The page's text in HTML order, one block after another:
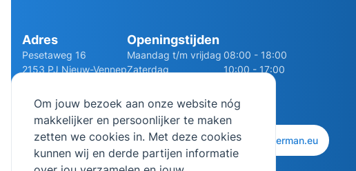
Om jouw bezoek aan onze website nóg
makkelijker en persoonlijker te maken
zetten we cookies in. Met deze cookies
kunnen wij en derde partijen informatie
Adres
Pesetaweg 16
2153 PJ Nieuw-Vennep
Openingstijden
Maandag t/m vrijdag 08:00 - 18:00
Zaterdag
10:00 - 17:00
0252 - 210611 06 - 13141322 info@bierman.eu